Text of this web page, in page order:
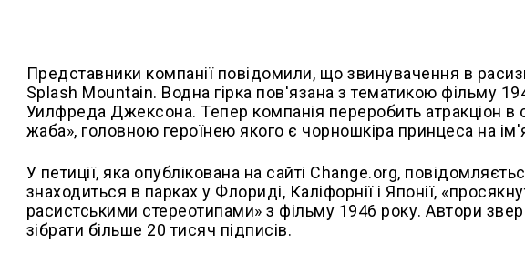
Представники компанії повідомили, що звинувачення в
Splash Mountain. Водна гірка пов'язана з тематикою фільму
Уилфреда Джексона. Тепер компанія переробить атракціон в
жаба», головною героїнею якого є чорношкіра принцеса на
У петиції, яка опублікована на сайті Change.org,
знаходиться в парках у Флориді, Каліфорнії і Японії,
расистськими стереотипами» з фільму 1946 року. Автори
зібрати більше 20 тисяч підписів.